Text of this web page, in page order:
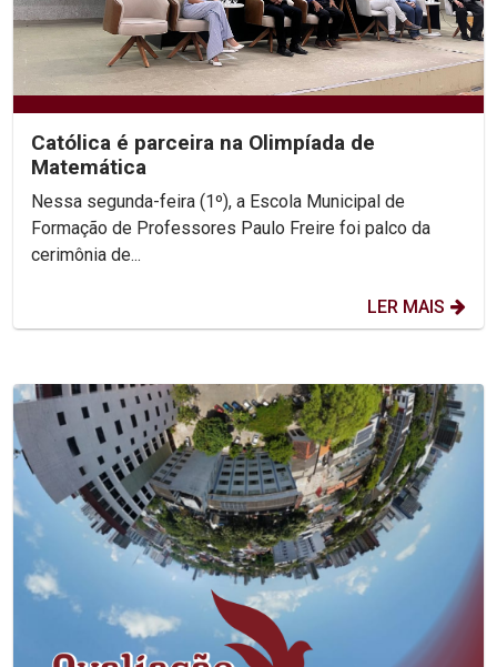
Católica é parceira na Olimpíada de
Matemática
Nessa segunda-feira (1º), a Escola Municipal de
Formação de Professores Paulo Freire foi palco da
cerimônia de...
LER MAIS